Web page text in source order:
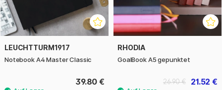
LEUCHTTURM1917
Notebook A4 Master Classic
39.80 €
RHODIA
GoalBook A5 gepunktet
21.52 €
26.90 €